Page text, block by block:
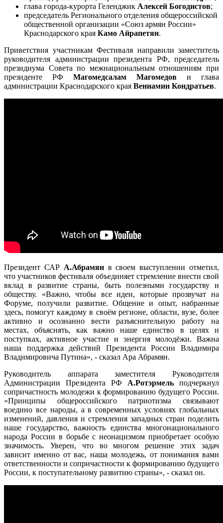
глава города-курорта Геленджик Алексей Богодистов;
председатель Регионального отделения общероссийской
общественной организации «Союз армян России»
Краснодарского края Камо Айрапетян.
Приветствия участникам Фестиваля направили заместитель
руководителя администрации президента РФ, председатель
президиума Совета по межнациональным отношениям при
президенте РФ Магомедсалам Магомедов и глава
администрации Краснодарского края Вениамин Кондратьев.
Президент САР А.Абрамянв своем выступлении отметил,
что участников фестиваля объединяет стремление внести свой
вклад в развитие страны, быть полезными государству и
обществу. «Важно, чтобы все идеи, которые прозвучат на
Форуме, получили развитие. Общение и опыт, набранные
здесь, помогут каждому в своём регионе, области, вузе, более
активно и осознанно вести разъяснительную работу на
местах, объяснять, как важно наше единство в целях и
поступках, активное участие и энергия молодёжи. Важна
наша поддержка действий Президента России Владимира
Владимировича Путина», - сказал Ара Абрамян.
Руководитель аппарата заместителя Руководителя
Администрации Президента РФ А.Ротэрмель подчеркнул
сопричастность молодежи к формированию будущего России.
«Принципы общероссийского патриотизма связывают
воедино все народы, а в современных условиях глобальных
изменений, давления и стремления западных стран поделить
наше государство, важность единства многонационального
народа России в борьбе с неонацизмом приобретает особую
значимость. Уверен, что во многом решение этих задач
зависит именно от вас, наша молодежь, от понимания вами
ответственности и сопричастности к формированию будущего
России, к поступательному развитию страны», - сказал он.